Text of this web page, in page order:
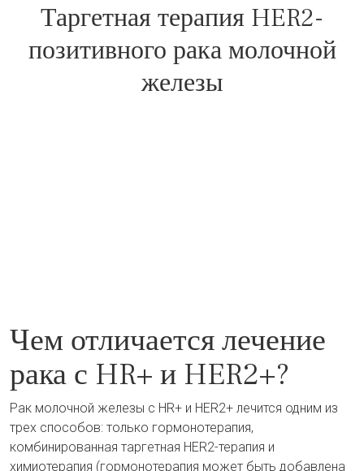
Таргетная терапия HER2-
позитивного рака молочной
железы
Чем отличается лечение
рака с HR+ и HER2+?
Рак молочной железы с HR+ и HER2+ лечится одним из
трех способов: только гормонотерапия,
комбинированная таргетная HER2-терапия и
химиотерапия (гормонотерапия может быть добавлена